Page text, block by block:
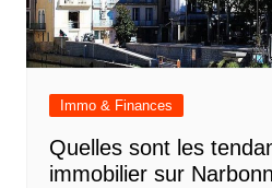
Immo & Finances
Quelles sont les
immobilier sur